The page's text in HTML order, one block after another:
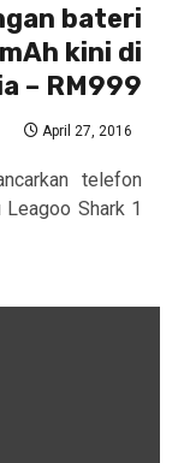
bateri
kini di
– RM999
April 27, 2016
telefon
Shark 1